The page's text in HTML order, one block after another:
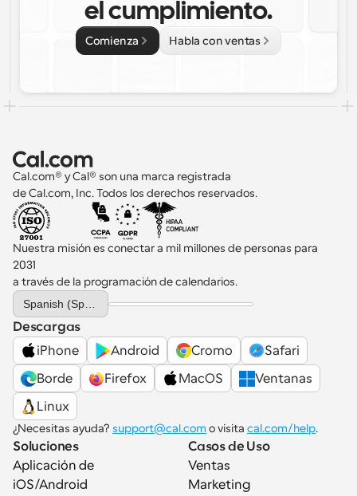
el cumplimiento.
Comienza Habla con ventas
Cal.com® y Cal® son una marca registrada
de Cal.com, Inc. Todos los derechos reservados.
Nuestra misión es conectar a mil millones de personas para
2031
a través de la programación de calendarios.
Select Language
Descargas
iPhone
Android Cromo
Safari
Borde
Firefox MacOS
Ventanas
Linux
¿Necesitas ayuda? support@cal.com o visita cal.com/help.
Soluciones
Aplicación de
iOS/Android
Casos de Uso
Ventas
Marketing